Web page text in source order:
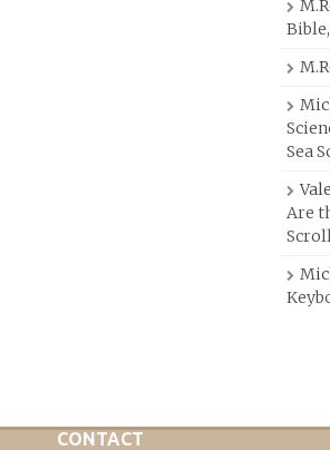
Sea
Are
CONTACT